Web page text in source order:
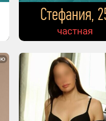
тебе
бы получить?
приятный
нижнее бельё?
Стефания,
частная